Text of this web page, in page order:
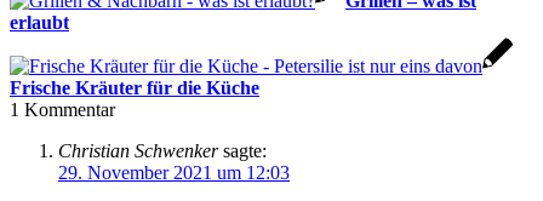
erlaubt
Frische Kräuter für die Küche
1 Kommentar
Christian Schwenker sagte:
29. November 2021 um 12:03